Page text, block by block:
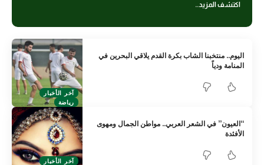
اكتشف المزيد..
آخر الأخبار
رياضة
اليوم.. منتخبنا الشاب بكرة القدم يلاقي البحرين في
المنامة ودياً
آخر الأخبار
“العيون” في الشعر العربي.. مواطن الجمال ومهوى
الأفئدة